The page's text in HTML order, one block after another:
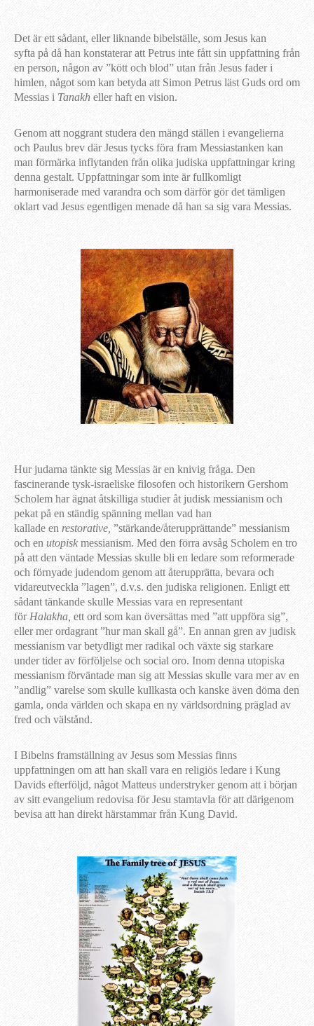
Det är ett sådant, eller liknande bibelställe, som Jesus kan
syfta på då han konstaterar att Petrus inte fått sin uppfattning från
en person, någon av ”kött och blod” utan från Jesus fader i
himlen, något som kan betyda att Simon Petrus läst Guds ord om
Messias i Tanakh eller haft en vision.
Genom att noggrant studera den mängd ställen i evangelierna
och Paulus brev där Jesus tycks föra fram Messiastanken kan
man förmärka inflytanden från olika judiska uppfattningar kring
denna gestalt. Uppfattningar som inte är fullkomligt
harmoniserade med varandra och som därför gör det tämligen
oklart vad Jesus egentligen menade då han sa sig vara Messias.
Hur judarna tänkte sig Messias är en knivig fråga. Den
fascinerande tysk-israeliske filosofen och historikern Gershom
Scholem har ägnat åtskilliga studier åt judisk messianism och
pekat på en ständig spänning mellan vad han
kallade en restorative, ”stärkande/återupprättande” messianism
och en utopiskmessianism. Med den förra avsåg Scholem en tro
på att den väntade Messias skulle bli en ledare som reformerade
och förnyade judendom genom att återupprätta, bevara och
vidareutveckla ”lagen”, d.v.s. den judiska religionen. Enligt ett
sådant tänkande skulle Messias vara en representant
för Halakha, ett ord som kan översättas med ”att uppföra sig”,
eller mer ordagrant ”hur man skall gå”. En annan gren av judisk
messianism var betydligt mer radikal och växte sig starkare
under tider av förföljelse och social oro. Inom denna utopiska
messianism förväntade man sig att Messias skulle vara mer av en
”andlig” varelse som skulle kullkasta och kanske även döma den
gamla, onda världen och skapa en ny världsordning präglad av
fred och välstånd.
I Bibelns framställning av Jesus som Messias finns
uppfattningen om att han skall vara en religiös ledare i Kung
Davids efterföljd, något Matteus understryker genom att i början
av sitt evangelium redovisa för Jesu stamtavla för att därigenom
bevisa att han direkt härstammar från Kung David.